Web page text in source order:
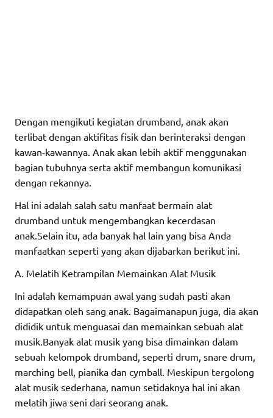
Dengan mengikuti kegiatan drumband, anak akan
terlibat dengan aktifitas fisik dan berinteraksi dengan
kawan-kawannya. Anak akan lebih aktif menggunakan
bagian tubuhnya serta aktif membangun komunikasi
dengan rekannya.
Hal ini adalah salah satu manfaat bermain alat
drumband untuk mengembangkan kecerdasan
anak.Selain itu, ada banyak hal lain yang bisa Anda
manfaatkan seperti yang akan dijabarkan berikut ini.
A. Melatih Ketrampilan Memainkan Alat Musik
Ini adalah kemampuan awal yang sudah pasti akan
didapatkan oleh sang anak. Bagaimanapun juga, dia akan
dididik untuk menguasai dan memainkan sebuah alat
musik.Banyak alat musik yang bisa dimainkan dalam
sebuah kelompok drumband, seperti drum, snare drum,
marching bell, pianika dan cymball. Meskipun tergolong
alat musik sederhana, namun setidaknya hal ini akan
melatih jiwa seni dari seorang anak.